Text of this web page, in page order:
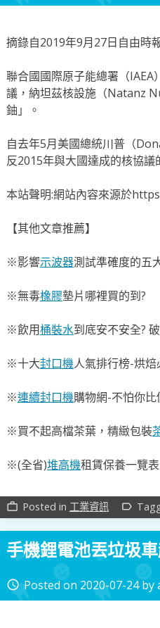
摘錄自2019年9月27日自由時
聯合國國際原子能總署（
議，納坦茲核設施（Natanz
鈾」。
自去年5月美國總統川普（
反2015年與大國達成的核協
本站聲明:網站內容來源於
【其他文章推薦】
※影響示波器測試準確度的五
※無毒橡膠墊片哪裡買的到?
※飲用桶裝水到底安不安全?
※十大封口機人氣排行榜-烘焙
※連續封口機購物網-不怕你比
※買不起高檔茶葉，精緻包裝
※(全省)堆高機租賃保養一覽表
work_outline Posted in 工業資訊 label_outline
手機鋰電池丟垃圾
access_time Posted on 2020-07-24by